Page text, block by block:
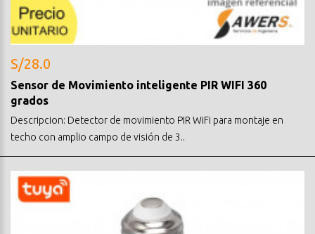
S/28.0
Sensor de Movimiento inteligente PIR WIFI 360
grados
Descripcion: Detector de movimiento PIR WiFi para montaje en
techo con amplio campo de visión de 3..